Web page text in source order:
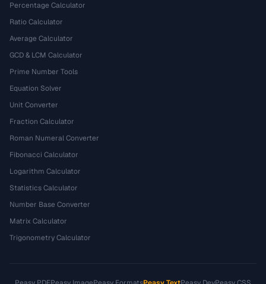
Percentage Calculator
Ratio Calculator
Average Calculator
GCD & LCM Calculator
Prime Number Tools
Equation Solver
Unit Converter
Fraction Calculator
Roman Numeral Converter
Fibonacci Calculator
Logarithm Calculator
Statistics Calculator
Number Base Converter
Matrix Calculator
Trigonometry Calculator